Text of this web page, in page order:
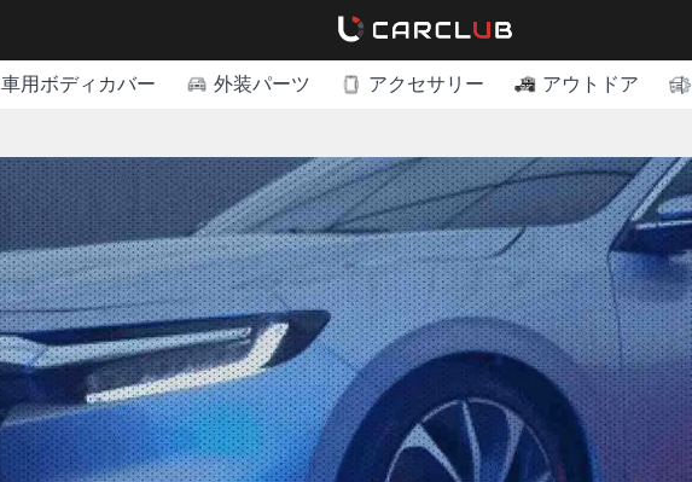
車用ボディカバー 外装パーツ アクセサリー アウトドア